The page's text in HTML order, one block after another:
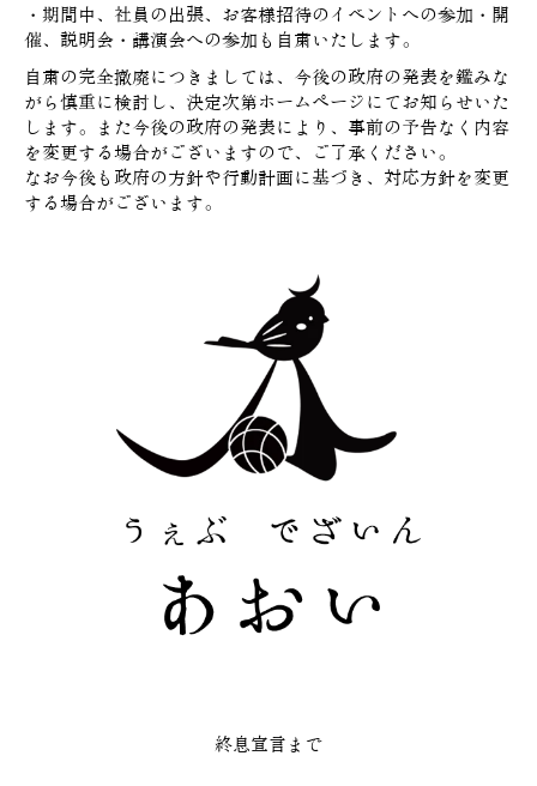
・期間中、社員の出張、お客様招待のイベントへの参加・開
催、説明会・講演会への参加も自粛いたします。
自粛の完全撤廃につきましては、今後の政府の発表を鑑みな
がら慎重に検討し、決定次第ホームページにてお知らせいた
します。また今後の政府の発表により、事前の予告なく内容
を変更する場合がございますので、ご了承ください。
なお今後も政府の方針や行動計画に基づき、対応方針を変更
する場合がございます。
終息宣言まで